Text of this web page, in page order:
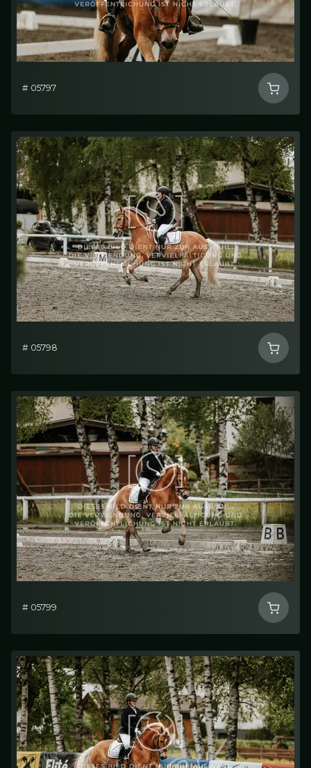
# 05797
# 05798
# 05799